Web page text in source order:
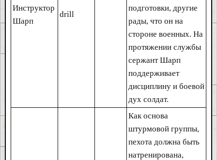
Инструктор
Шарп
drill
подготовки, другие
рады, что он на
стороне военных. На
протяжении службы
сержант Шарп
поддерживает
дисциплину и боевой
дух солдат.
Как основа
штурмовой группы,
пехота должна быть
натренирована,